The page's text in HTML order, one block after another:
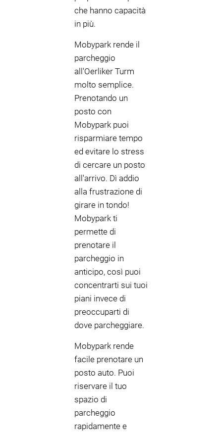
che hanno capacità
in più.
Mobypark rende il
parcheggio
all'Oerliker Turm
molto semplice.
Prenotando un
posto con
Mobypark puoi
risparmiare tempo
ed evitare lo stress
di cercare un posto
all'arrivo. Dì addio
alla frustrazione di
girare in tondo!
Mobypark ti
permette di
prenotare il
parcheggio in
anticipo, così puoi
concentrarti sui tuoi
piani invece di
preoccuparti di
dove parcheggiare.
Mobypark rende
facile prenotare un
posto auto. Puoi
riservare il tuo
spazio di
parcheggio
rapidamente e